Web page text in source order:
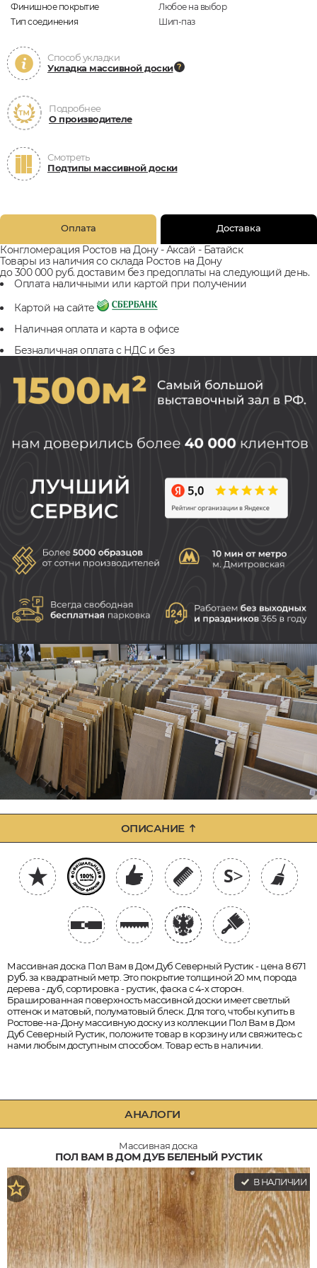
Финишное покрытие
Любое на выбор
Тип соединения
Шип-паз
Способ укладки
Укладка массивной доски
Подробнее
О производителе
Смотреть
Подтипы массивной доски
Оплата Доставка
Конгломерация Ростов на Дону - Аксай - Батайск
Товары из наличия со склада Ростов на Дону
до 300 000 руб. доставим без предоплаты на следующий день.
Оплата наличными или картой при получении
Картой на сайте
Наличная оплата и карта в офисе
Безналичная оплата с НДС и без
ОПИСАНИЕ
Массивная доска Пол Вам в Дом Дуб Северный Рустик - цена 8 671
руб.за квадратный метр. Это покрытие толщиной 20 мм, порода
дерева - дуб, сортировка - рустик, фаска с 4-х сторон.
Брашированная поверхность массивной доски имеет светлый
оттенок и матовый, полуматовый блеск. Для того, чтобы купить в
Ростове-на-Дону массивную доску из коллекции Пол Вам в Дом
Дуб Северный Рустик, положите товар в корзину или свяжитесь с
нами любым доступным способом. Товар есть в наличии.
АНАЛОГИ
Массивная доска
ПОЛ ВАМ В ДОМ ДУБ БЕЛЕНЫЙ РУСТИК
В НАЛИЧИИ